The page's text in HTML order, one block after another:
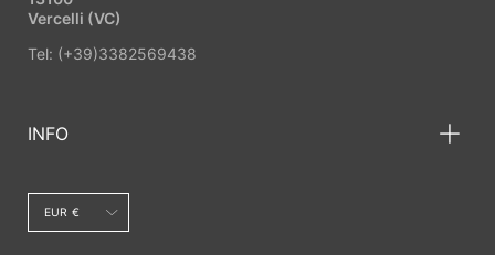
Vercelli (VC)
Tel: (+39)3382569438
INFO
Valuta
EUR €